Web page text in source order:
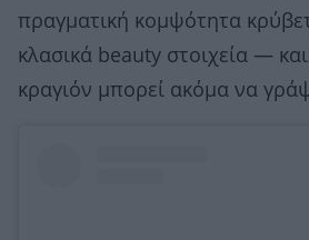
πραγματική κομψότητα
κλασικά beauty στοιχεία —
κραγιόν μπορεί ακόμα να